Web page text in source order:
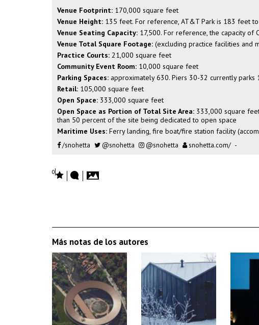
Venue Footprint: 170,000 square feet
Venue Height: 135 feet. For reference, AT&T Park is 183 feet
Venue Seating Capacity: 17,500. For reference, the capacity of
Venue Total Square Footage: (excluding practice facilities and
Practice Courts: 21,000 square feet
Community Event Room: 10,000 square feet
Parking Spaces: approximately 630. Piers 30-32 currently parks
Retail: 105,000 square feet
Open Space: 333,000 square feet
Open Space as Portion of Total Site Area: 333,000 square
than 50 percent of the site being dedicated to open space
Maritime Uses: Ferry landing, fire boat/fire station facility
/snohetta @snohetta @snohetta snohetta.com/ -
0
Más notas de los autores